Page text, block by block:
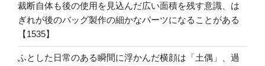
裁断自体も後の使用を見込んだ広い面積を残す意識、は
ぎれが後のバッグ製作の細かなパーツになることがある
【1535】
ふとした日常のある瞬間に浮かんだ横顔は「土偶」、過